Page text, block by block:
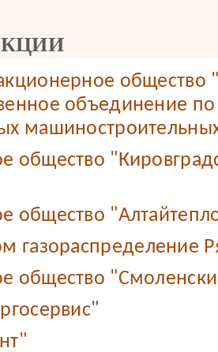
общество
объединение
общество
общество
газораспределение
общество